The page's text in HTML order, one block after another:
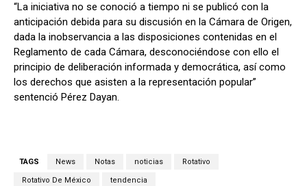
“La iniciativa no se conoció a tiempo ni se publicó con la
anticipación debida para su discusión en la Cámara de Origen,
dada la inobservancia a las disposiciones contenidas en el
Reglamento de cada Cámara, desconociéndose con ello el
principio de deliberación informada y democrática, así como
los derechos que asisten a la representación popular”
sentenció Pérez Dayan.
TAGS News Notas noticias Rotativo
Rotativo De México tendencia